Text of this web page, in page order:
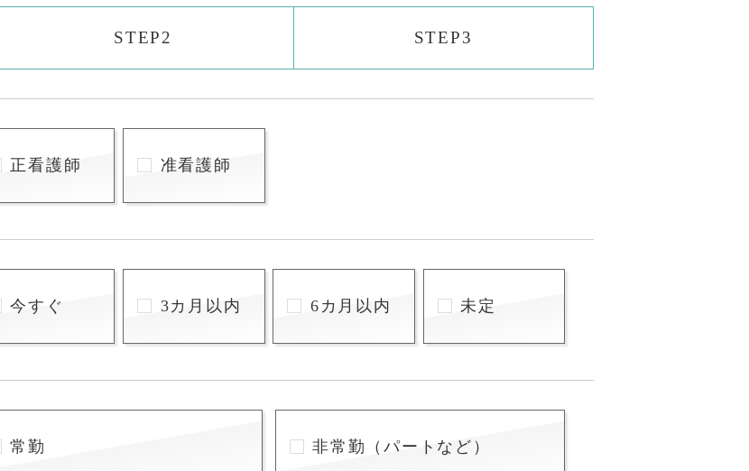
STEP2 STEP3
正看護師 准看護師
今すぐ 3カ月以内 6カ月以内 未定
常勤 非常勤（パートなど）